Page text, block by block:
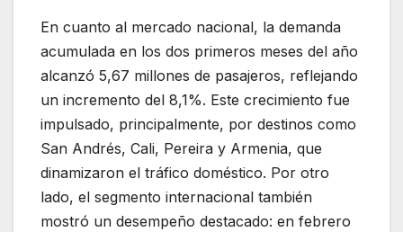
En cuanto al mercado nacional, la demanda
acumulada en los dos primeros meses del año
alcanzó 5,67 millones de pasajeros, reflejando
un incremento del 8,1%. Este crecimiento fue
impulsado, principalmente, por destinos como
San Andrés, Cali, Pereira y Armenia, que
dinamizaron el tráfico doméstico. Por otro
lado, el segmento internacional también
mostró un desempeño destacado: en febrero